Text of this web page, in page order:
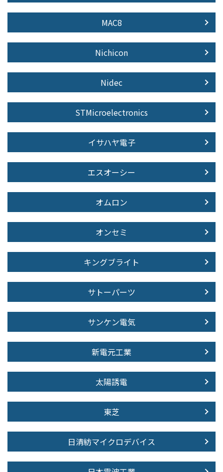
MAC8
Nichicon
Nidec
STMicroelectronics
イサハヤ電子
エスオーシー
オムロン
オンセミ
キングブライト
サトーパーツ
サンケン電気
新電元工業
太陽誘電
東芝
日清紡マイクロデバイス